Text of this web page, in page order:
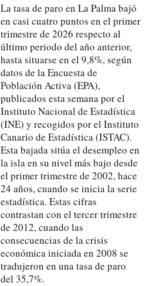
La tasa de paro en La Palma bajó
en casi cuatro puntos en el primer
trimestre de 2026 respecto al
último periodo del año anterior,
hasta situarse en el 9,8%, según
datos de la Encuesta de
Población Activa (EPA),
publicados esta semana por el
Instituto Nacional de Estadística
(INE) y recogidos por el Instituto
Canario de Estadística (ISTAC).
Esta bajada sitúa el desempleo en
la isla en su nivel más bajo desde
el primer trimestre de 2002, hace
24 años, cuando se inicia la serie
estadística. Estas cifras
contrastan con el tercer trimestre
de 2012, cuando las
consecuencias de la crisis
económica iniciada en 2008 se
tradujeron en una tasa de paro
del 35,7%.